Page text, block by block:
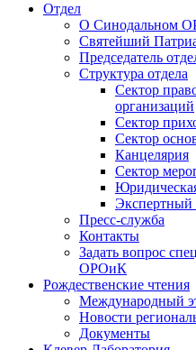
Отдел
О Синодальном
Святейший
Председатель
Структура отдела
Сектор
организаций
Сектор
Сектор
Канцелярия
Сектор
Экспертный
Пресс-служба
Контакты
Задать вопрос
ОРОиК
Рождественские чтения
Международный
Новости
Документы